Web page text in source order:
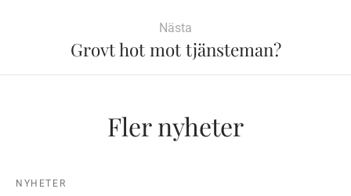
Nästa
Grovt hot mot tjänsteman?
Fler nyheter
NYHETER